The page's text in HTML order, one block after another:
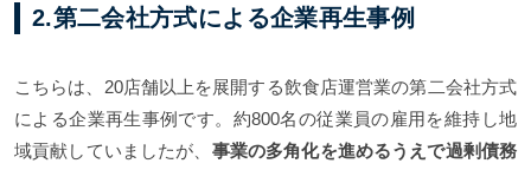
2.第二会社方式による企業再生事例
こちらは、20店舗以上を展開する飲食店運営業の第二会社方式
による企業再生事例です。約800名の従業員の雇用を維持し地
域貢献していましたが、 事業の多角化を進めるうえで過剰債務